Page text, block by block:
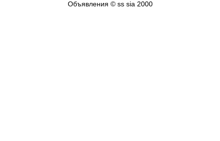
Объявления © ss sia 2000